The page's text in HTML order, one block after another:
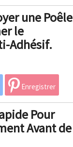
une Poêle
le
Adhésif.
Enregistrer
Pour
Avant de